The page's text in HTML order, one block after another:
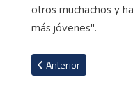
otros muchachos y
más jóvenes".
Artículo anterior:
Anterior